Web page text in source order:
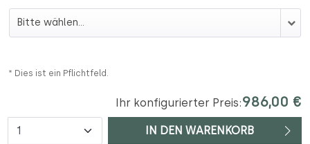
Auswahl Rollen
* Dies ist ein Pflichtfeld.
Ihr konfigurierter Preis:986,00 €
Anzahl IN DEN WARENKORB